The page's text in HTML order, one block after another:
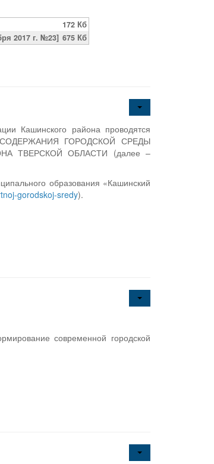
172 Кб
2017 г. №23] 675 Кб
Кашинского района проводятся
СОДЕРЖАНИЯ ГОРОДСКОЙ СРЕДЫ
ТВЕРСКОЙ ОБЛАСТИ (далее –
образования «Кашинский
gorodskoj-sredy).
современной городской